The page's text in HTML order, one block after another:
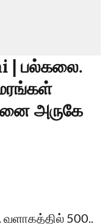
| பல்கலை.
அருகே
500..